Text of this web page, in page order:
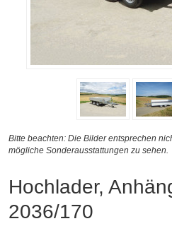
Bitte beachten: Die Bilder entsprechen
mögliche Sonderausstattungen zu sehen.
Hochlader,
2036/170